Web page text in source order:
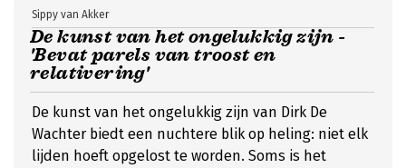
De kunst van het ongelukkig zijn -
'Bevat parels van troost en
relativering'
Sippy van Akker
De kunst van het ongelukkig zijn van Dirk De
Wachter biedt een nuchtere blik op heling: niet elk
lijden hoeft opgelost te worden. Soms is het